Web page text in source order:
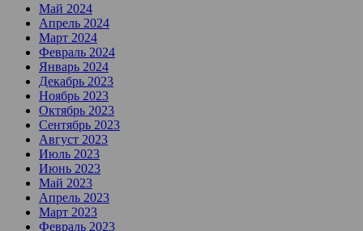
Май 2024
Апрель 2024
Март 2024
Февраль 2024
Январь 2024
Декабрь 2023
Ноябрь 2023
Октябрь 2023
Сентябрь 2023
Август 2023
Июль 2023
Июнь 2023
Май 2023
Апрель 2023
Март 2023
Февраль 2023